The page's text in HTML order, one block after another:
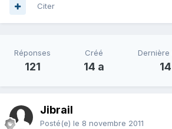
Citer
Réponses
121
Créé
14 a
Dernière
Jibrail
Posté(e) le 8 novembre 2011